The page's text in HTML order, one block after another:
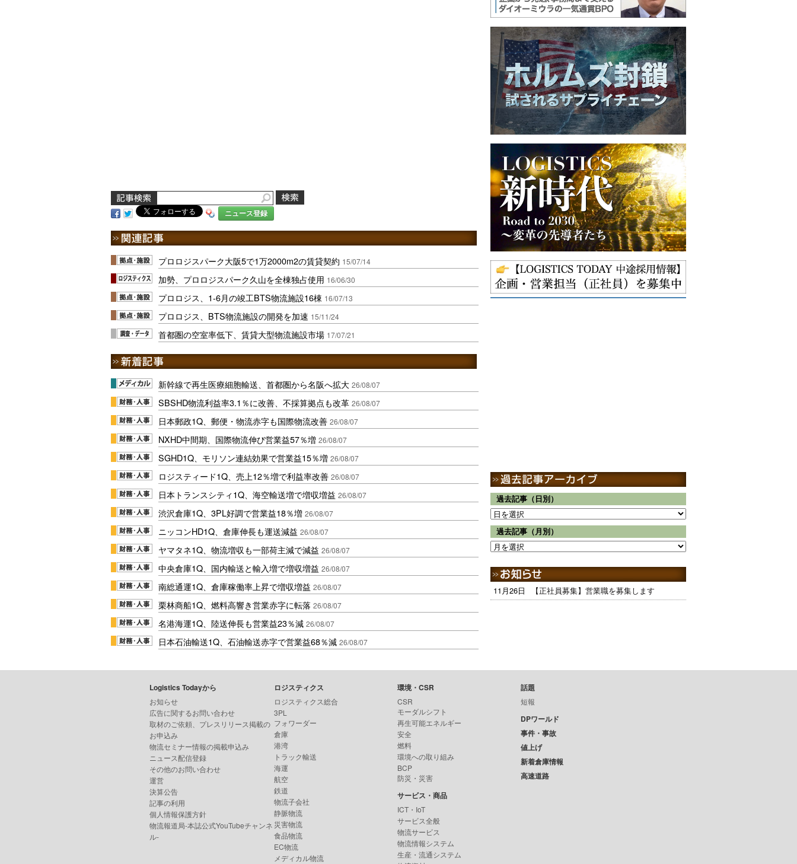
ニュース登録
プロロジスパーク大阪5で1万2000m2の賃貸契約 15/07/14
加勢、プロロジスパーク久山を全棟独占使用 16/06/30
プロロジス、1-6月の竣工BTS物流施設16棟 16/07/13
プロロジス、BTS物流施設の開発を加速 15/11/24
首都圏の空室率低下、賃貸大型物流施設市場 17/07/21
新幹線で再生医療細胞輸送、首都圏から名阪へ拡大 26/08/07
SBSHD物流利益率3.1％に改善、不採算拠点も改革 26/08/07
日本郵政1Q、郵便・物流赤字も国際物流改善 26/08/07
NXHD中間期、国際物流伸び営業益57％増 26/08/07
SGHD1Q、モリソン連結効果で営業益15％増 26/08/07
ロジスティード1Q、売上12％増で利益率改善 26/08/07
日本トランスシティ1Q、海空輸送増で増収増益 26/08/07
渋沢倉庫1Q、3PL好調で営業益18％増 26/08/07
ニッコンHD1Q、倉庫伸長も運送減益 26/08/07
ヤマタネ1Q、物流増収も一部荷主減で減益 26/08/07
中央倉庫1Q、国内輸送と輸入増で増収増益 26/08/07
南総通運1Q、倉庫稼働率上昇で増収増益 26/08/07
栗林商船1Q、燃料高響き営業赤字に転落 26/08/07
名港海運1Q、陸送伸長も営業益23％減 26/08/07
日本石油輸送1Q、石油輸送赤字で営業益68％減 26/08/07
過去記事（日別）
過去記事（月別）
11月26日 【正社員募集】営業職を募集します
Logistics Todayから
お知らせ
広告に関するお問い合わせ
取材のご依頼、プレスリリース掲載の
お申込み
物流セミナー情報の掲載申込み
ニュース配信登録
その他のお問い合わせ
運営
決算公告
記事の利用
個人情報保護方針
物流報道局-本誌公式YouTubeチャンネ
ル-
ロジスティクス
ロジスティクス総合
3PL
フォワーダー
倉庫
港湾
トラック輸送
海運
航空
鉄道
物流子会社
静脈物流
災害物流
食品物流
EC物流
メディカル物流
環境・CSR
CSR
モーダルシフト
再生可能エネルギー
安全
燃料
環境への取り組み
BCP
防災・災害
サービス・商品
ICT・IoT
サービス全般
物流サービス
物流情報システム
生産・流通システム
話題
短報
DPワールド
事件・事故
値上げ
新着倉庫情報
高速道路